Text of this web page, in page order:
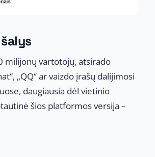
milijonų vartotojų, atsirado
„QQ“ ar vaizdo įrašų dalijimosi
daugiausia dėl vietinio
šios platformos versija –